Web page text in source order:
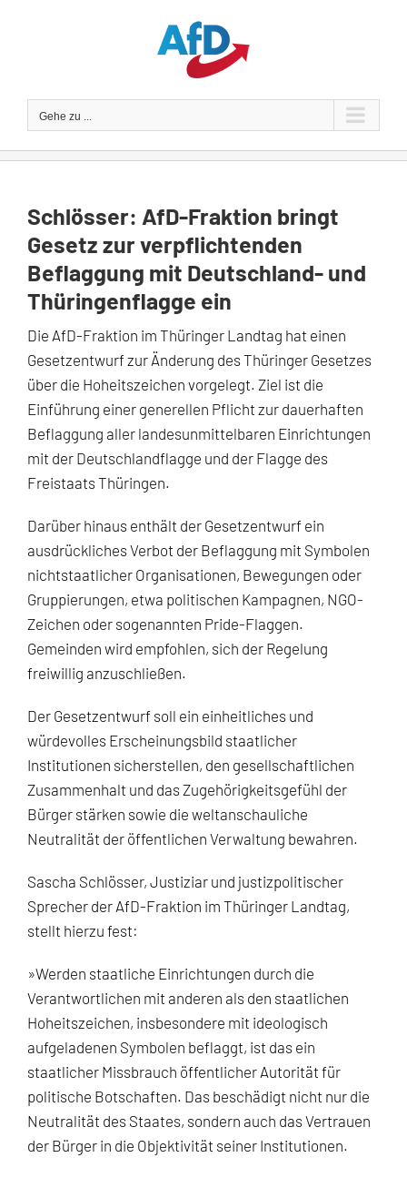
Gehe zu ...
Schlösser: AfD-Fraktion bringt
Gesetz zur verpflichtenden
Beflaggung mit Deutschland- und
Thüringenflagge ein
Die AfD-Fraktion im Thüringer Landtag hat einen
Gesetzentwurf zur Änderung des Thüringer Gesetzes
über die Hoheitszeichen vorgelegt. Ziel ist die
Einführung einer generellen Pflicht zur dauerhaften
Beflaggung aller landesunmittelbaren Einrichtungen
mit der Deutschlandflagge und der Flagge des
Freistaats Thüringen.
Darüber hinaus enthält der Gesetzentwurf ein
ausdrückliches Verbot der Beflaggung mit Symbolen
nichtstaatlicher Organisationen, Bewegungen oder
Gruppierungen, etwa politischen Kampagnen, NGO-
Zeichen oder sogenannten Pride-Flaggen.
Gemeinden wird empfohlen, sich der Regelung
freiwillig anzuschließen.
Der Gesetzentwurf soll ein einheitliches und
würdevolles Erscheinungsbild staatlicher
Institutionen sicherstellen, den gesellschaftlichen
Zusammenhalt und das Zugehörigkeitsgefühl der
Bürger stärken sowie die weltanschauliche
Neutralität der öffentlichen Verwaltung bewahren.
Sascha Schlösser, Justiziar und justizpolitischer
Sprecher der AfD-Fraktion im Thüringer Landtag,
stellt hierzu fest:
»Werden staatliche Einrichtungen durch die
Verantwortlichen mit anderen als den staatlichen
Hoheitszeichen, insbesondere mit ideologisch
aufgeladenen Symbolen beflaggt, ist das ein
staatlicher Missbrauch öffentlicher Autorität für
politische Botschaften. Das beschädigt nicht nur die
Neutralität des Staates, sondern auch das Vertrauen
der Bürger in die Objektivität seiner Institutionen.